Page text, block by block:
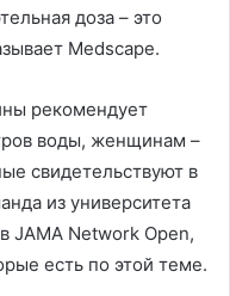
доза – это
Medscape.
рекомендует
воды, женщинам –
свидетельствуют в
из университета
JAMA Network Open,
есть по этой теме.